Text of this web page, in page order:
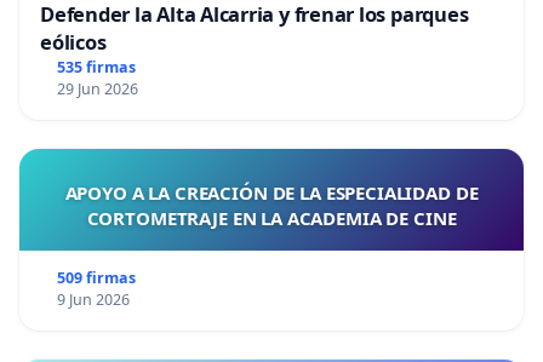
Defender la Alta Alcarria y frenar los parques
eólicos
535 firmas
29 Jun 2026
APOYO A LA CREACIÓN DE LA ESPECIALIDAD DE
CORTOMETRAJE EN LA ACADEMIA DE CINE
509 firmas
9 Jun 2026